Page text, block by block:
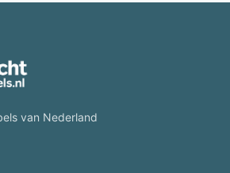
van Nederland